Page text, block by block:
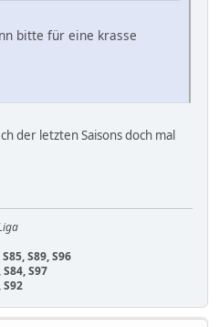
bitte für eine krasse
der letzten Saisons doch mal
S89, S96
S97